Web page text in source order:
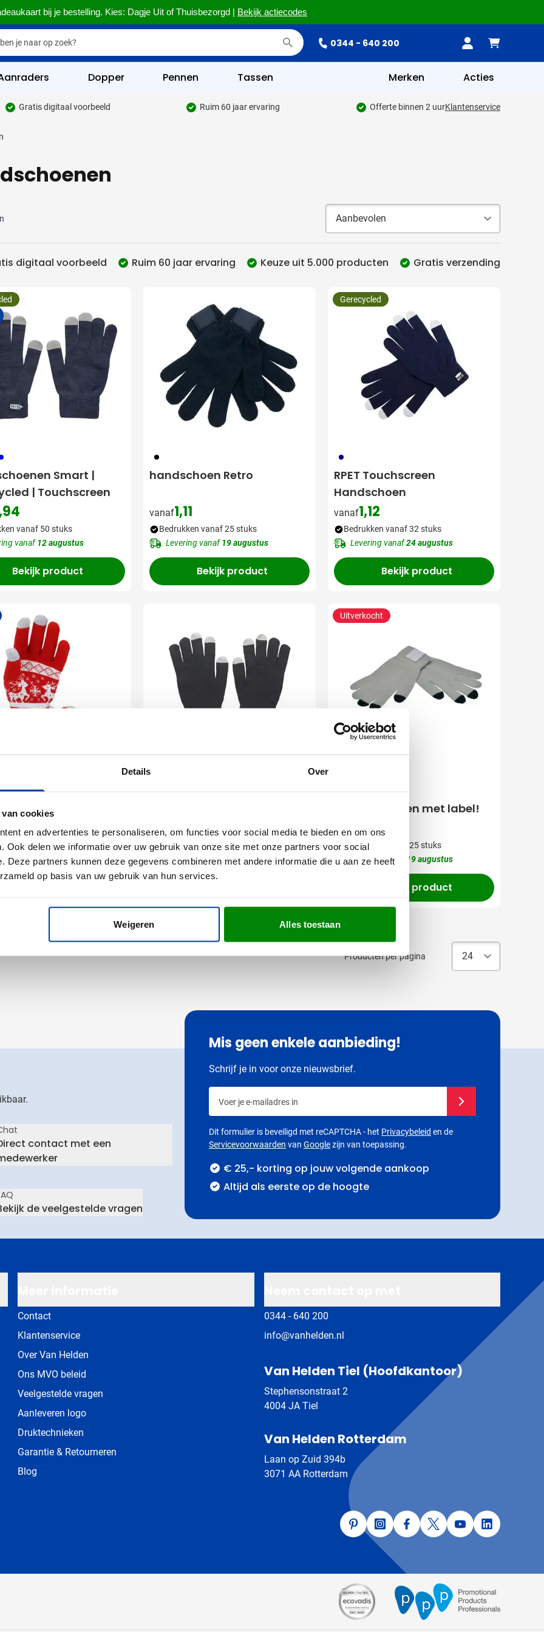
Details Over
cookies
en advertenties te personaliseren, om functies voor social media te bieden en om ons
Ook delen we informatie over uw gebruik van onze site met onze partners voor social
Deze partners kunnen deze gegevens combineren met andere informatie die u aan ze heeft
op basis van uw gebruik van hun services.
Weigeren Alles toestaan
bij je bestelling. Kies: Dagje Uit of Thuisbezorgd | Bekijk actiecodes
0344 - 640 200
& Kantoor categorie
categorie
categorie
& Veiligheid categorie
categorie
& Wellness categorie
& Tafelen categorie
categorie
categorie
categorie
& overig categorie
Dopper Pennen Tassen Merken Acties
Gratis digitaal voorbeeld Ruim 60 jaar ervaring Offerte binnen 2 uurKlantenservice
Bestelhoeveelheid:
levering:
digitaal voorbeeld Ruim 60 jaar ervaring Keuze uit 5.000 producten Gratis verzending
Smart |
| Touchscreen
vanaf 50 stuks
vanaf12 augustus
Bekijk product
001
handschoen Retro
vanaf1,11
Bedrukken vanaf 25 stuks
Levering vanaf19 augustus
Bekijk product
536
RPET Touchscreen
Handschoen
vanaf1,12
Gerecycled
Bedrukken vanaf 32 stuks
Levering vanaf24 augustus
Bekijk product
Kainex
vanaf 20 stuks
vanaf21 augustus
001
vanaf1,35
Bedrukken vanaf 25 stuks
Levering vanaf 14 augustus
handschoenen met label!
vanaf1,05
Uitverkocht
Bedrukken vanaf 25 stuks
Levering vanaf
19 augustus
Bekijk product
Producten per pagina
contact met een
de veelgestelde vragen
Mis geen enkele aanbieding!
Schrijf je in voor onze nieuwsbrief.
Dit formulier is beveiligd met reCAPTCHA - het Privacybeleid en de
Servicevoorwaarden van Googlezijn van toepassing.
€ 25,- korting op jouw volgende aankoop
Altijd als eerste op de hoogte
Contact
Klantenservice
Over Van Helden
Ons MVO beleid
Veelgestelde vragen
Aanleveren logo
Druktechnieken
Garantie & Retourneren
Blog
0344 - 640 200
info@vanhelden.nl
Van Helden Tiel (Hoofdkantoor)
Stephensonstraat 2
4004 JA Tiel
Van Helden Rotterdam
Laan op Zuid 394b
3071 AA Rotterdam
PinterestInstagramFacebookTwitterYouTubeLinkedIn